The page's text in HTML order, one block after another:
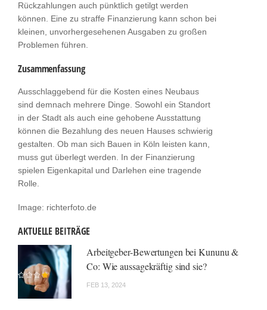
Rückzahlungen auch pünktlich getilgt werden
können. Eine zu straffe Finanzierung kann schon bei
kleinen, unvorhergesehenen Ausgaben zu großen
Problemen führen.
Zusammenfassung
Ausschlaggebend für die Kosten eines Neubaus
sind demnach mehrere Dinge. Sowohl ein Standort
in der Stadt als auch eine gehobene Ausstattung
können die Bezahlung des neuen Hauses schwierig
gestalten. Ob man sich Bauen in Köln leisten kann,
muss gut überlegt werden. In der Finanzierung
spielen Eigenkapital und Darlehen eine tragende
Rolle.
Image: richterfoto.de
AKTUELLE BEITRÄGE
Arbeitgeber-Bewertungen bei Kununu &
Co: Wie aussagekräftig sind sie?
FEB 13, 2024